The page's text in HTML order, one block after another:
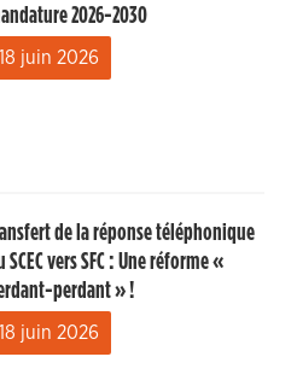
2026-2030
18 juin 2026
de la réponse téléphonique
SCEC vers SFC : Une réforme «
perdant » !
18 juin 2026